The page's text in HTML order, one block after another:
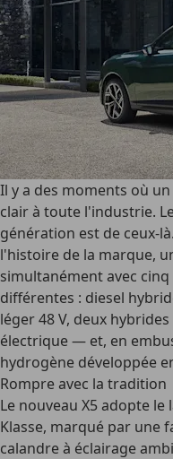
Il y a des moments où
clair à toute l'industrie.
génération est de ceux-
l'histoire de la marque,
simultanément avec
différentes : diesel
léger 48 V, deux
électrique — et, en
hydrogène développée
Rompre avec la tradition
Le nouveau X5 adopte
Klasse, marqué par une
calandre à éclairage